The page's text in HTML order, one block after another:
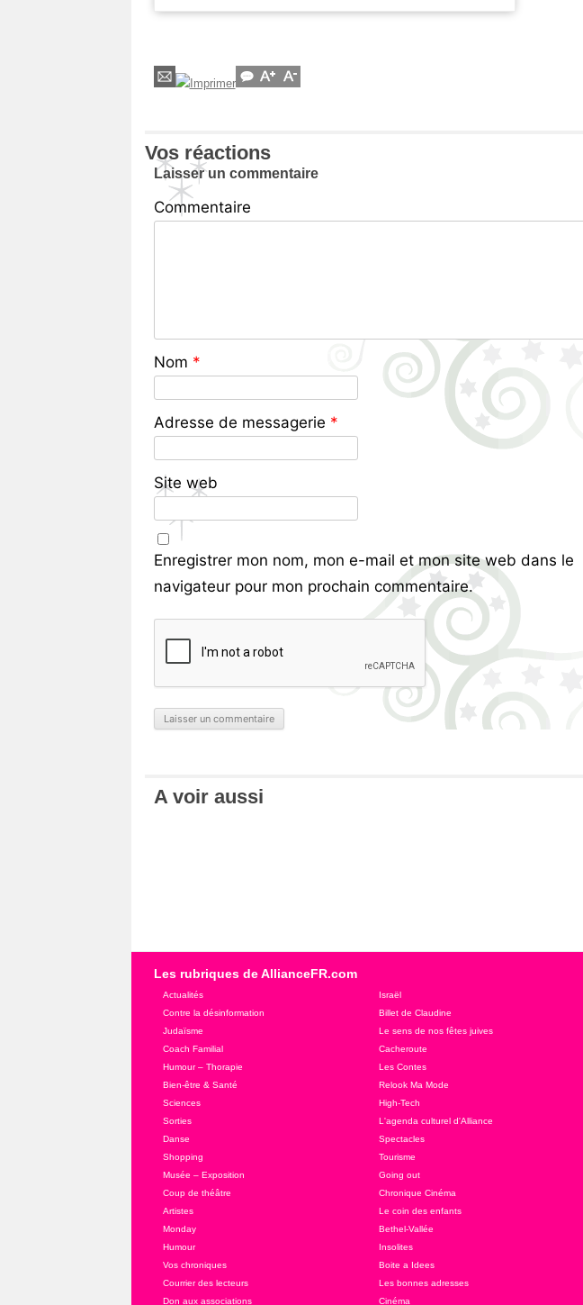
Vos réactions
Laisser un commentaire
Commentaire
Nom *
Adresse de messagerie *
Site web
Enregistrer mon nom, mon e-mail et mon site web dans le
navigateur pour mon prochain commentaire.
A voir aussi
Les rubriques de AllianceFR.com
Actualités Israël
Contre la désinformation
Billet de Claudine
Judaïsme
Le sens de nos fêtes juives
Coach Familial
Cacheroute
Humour – Thorapie
Les Contes
Bien-être & Santé
Relook Ma Mode
Sciences
High-Tech
Sorties
L'agenda culturel d'Alliance
Danse
Spectacles
Shopping
Tourisme
Musée – Exposition
Going out
Coup de théâtre
Chronique Cinéma
Artistes
Le coin des enfants
Monday
Bethel-Vallée
Humour
Insolites
Vos chroniques
Boite a Idees
Courrier des lecteurs
Les bonnes adresses
Don aux associations
Cinéma